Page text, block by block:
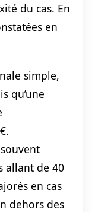
du cas. En
en
simple,
qu’une
allant de 40
en cas
dehors des